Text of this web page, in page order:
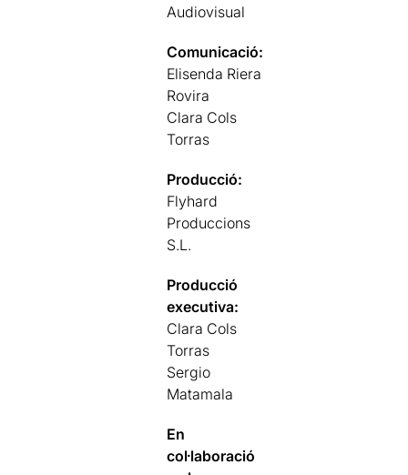
Audiovisual
Comunicació:
Elisenda Riera
Rovira
Clara Cols
Torras
Producció:
Flyhard
Produccions
S.L.
Producció
executiva:
Clara Cols
Torras
Sergio
Matamala
En
col·laboració